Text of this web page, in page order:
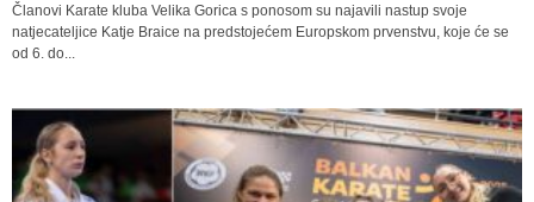
Članovi Karate kluba Velika Gorica s ponosom su najavili nastup svoje
natjecateljice Katje Braice na predstojećem Europskom prvenstvu, koje će se
od 6. do...